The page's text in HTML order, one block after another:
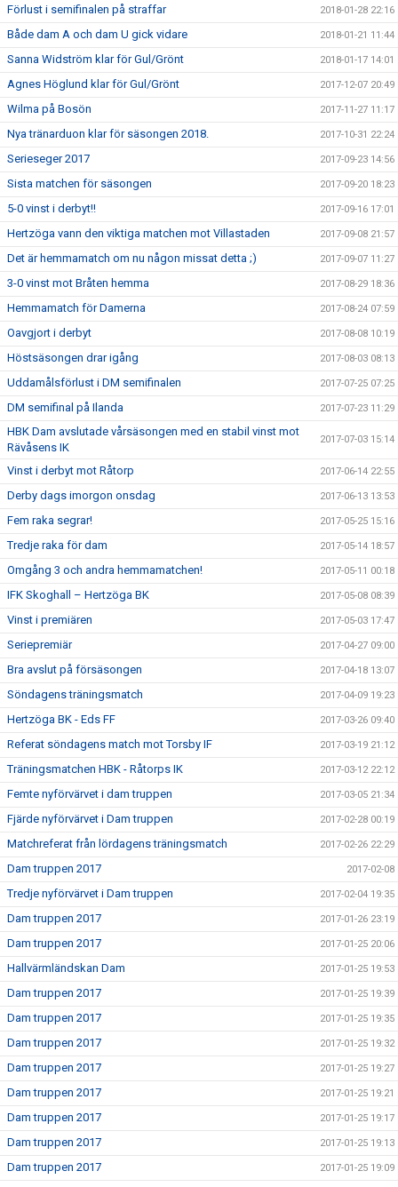
Förlust i semifinalen på straffar 2018-01-28 22:16
Både dam A och dam U gick vidare 2018-01-21 11:44
Sanna Widström klar för Gul/Grönt 2018-01-17 14:01
Agnes Höglund klar för Gul/Grönt 2017-12-07 20:49
Wilma på Bosön 2017-11-27 11:17
Nya tränarduon klar för säsongen 2018. 2017-10-31 22:24
Serieseger 2017 2017-09-23 14:56
Sista matchen för säsongen 2017-09-20 18:23
5-0 vinst i derbyt!! 2017-09-16 17:01
Hertzöga vann den viktiga matchen mot Villastaden 2017-09-08 21:57
Det är hemmamatch om nu någon missat detta ;) 2017-09-07 11:27
3-0 vinst mot Bråten hemma 2017-08-29 18:36
Hemmamatch för Damerna 2017-08-24 07:59
Oavgjort i derbyt 2017-08-08 10:19
Höstsäsongen drar igång 2017-08-03 08:13
Uddamålsförlust i DM semifinalen 2017-07-25 07:25
DM semifinal på Ilanda 2017-07-23 11:29
HBK Dam avslutade vårsäsongen med en stabil vinst mot
Rävåsens IK
2017-07-03 15:14
Vinst i derbyt mot Råtorp 2017-06-14 22:55
Derby dags imorgon onsdag 2017-06-13 13:53
Fem raka segrar! 2017-05-25 15:16
Tredje raka för dam 2017-05-14 18:57
Omgång 3 och andra hemmamatchen! 2017-05-11 00:18
IFK Skoghall – Hertzöga BK 2017-05-08 08:39
Vinst i premiären 2017-05-03 17:47
Seriepremiär 2017-04-27 09:00
Bra avslut på försäsongen 2017-04-18 13:07
Söndagens träningsmatch 2017-04-09 19:23
Hertzöga BK - Eds FF 2017-03-26 09:40
Referat söndagens match mot Torsby IF 2017-03-19 21:12
Träningsmatchen HBK - Råtorps IK 2017-03-12 22:12
Femte nyförvärvet i dam truppen 2017-03-05 21:34
Fjärde nyförvärvet i Dam truppen 2017-02-28 00:19
Matchreferat från lördagens träningsmatch 2017-02-26 22:29
Dam truppen 2017 2017-02-08
Tredje nyförvärvet i Dam truppen 2017-02-04 19:35
Dam truppen 2017 2017-01-26 23:19
Dam truppen 2017 2017-01-25 20:06
Hallvärmländskan Dam 2017-01-25 19:53
Dam truppen 2017 2017-01-25 19:39
Dam truppen 2017 2017-01-25 19:35
Dam truppen 2017 2017-01-25 19:32
Dam truppen 2017 2017-01-25 19:27
Dam truppen 2017 2017-01-25 19:21
Dam truppen 2017 2017-01-25 19:17
Dam truppen 2017 2017-01-25 19:13
Dam truppen 2017 2017-01-25 19:09